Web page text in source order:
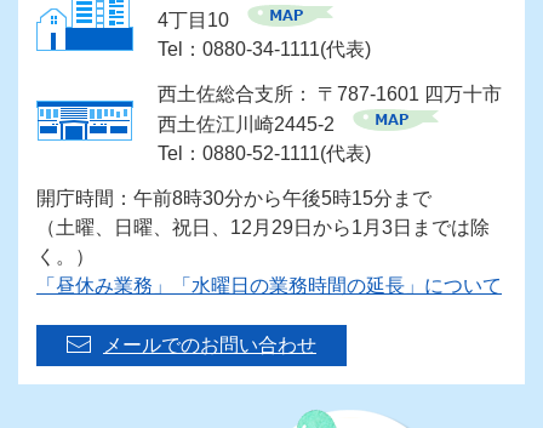
4丁目10
Tel：0880-34-1111(代表)
西土佐総合支所： 〒787-1601 四万十市
西土佐江川崎2445-2
Tel：0880-52-1111(代表)
開庁時間：午前8時30分から午後5時15分まで
（土曜、日曜、祝日、12月29日から1月3日までは除
く。）
「昼休み業務」「水曜日の業務時間の延長」について
メールでのお問い合わせ